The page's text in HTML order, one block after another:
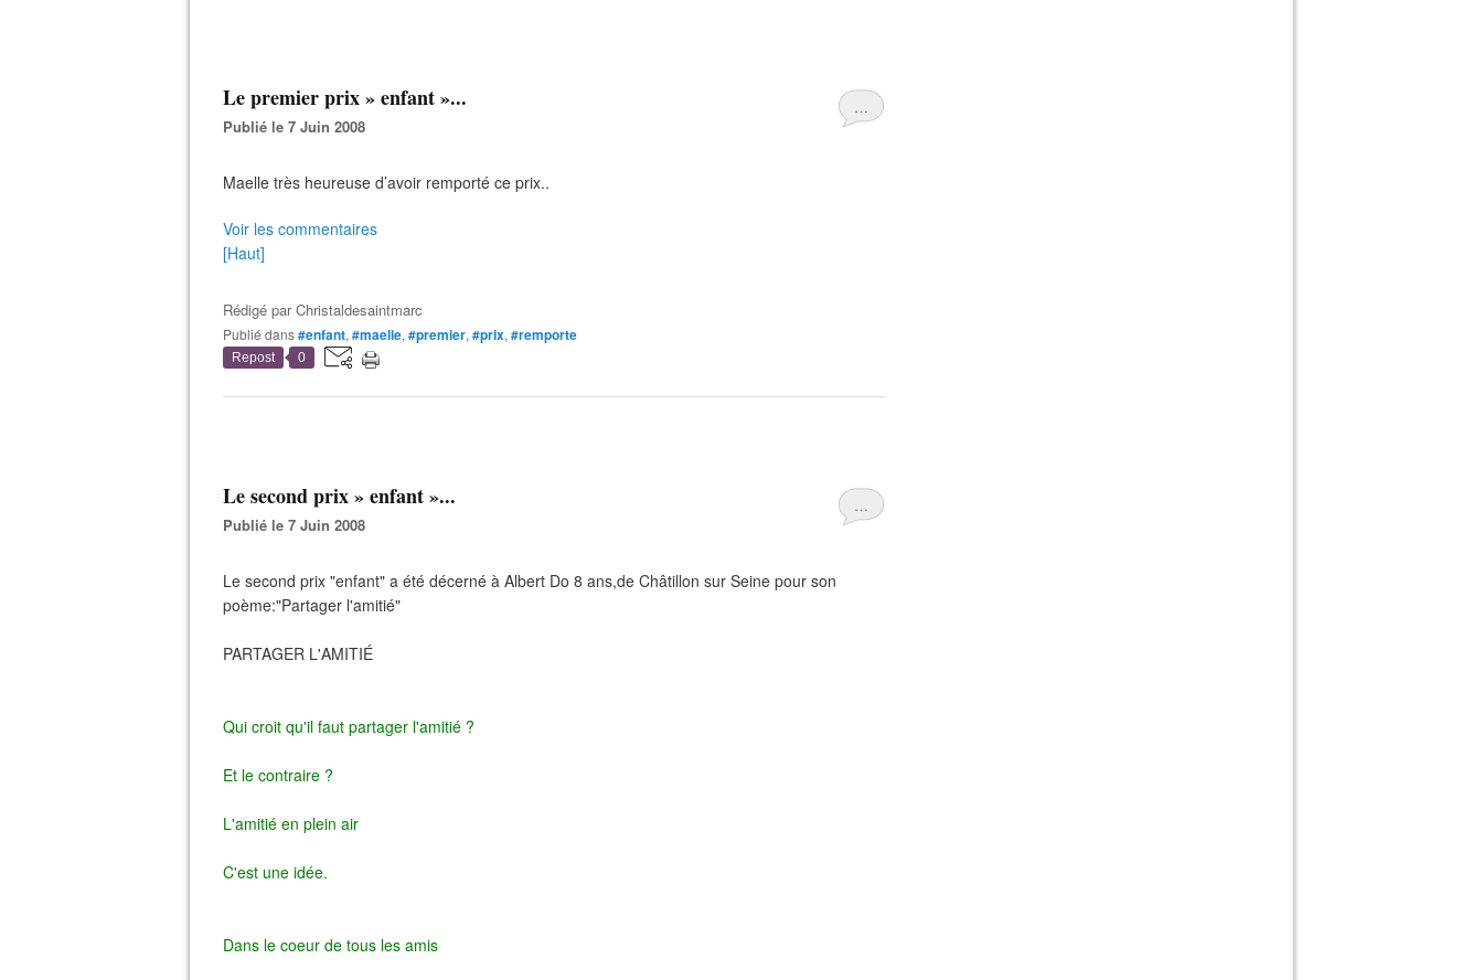
…
Le premier prix » enfant »...
Publié le 7 Juin 2008
Maelle très heureuse d’avoir remporté ce prix..
Voir les commentaires
[Haut]
Rédigé parChristaldesaintmarc
Publié dans#enfant, #maelle, #premier, #prix, #remporte
Repost 0
…
Le second prix » enfant »...
Publié le 7 Juin 2008
Le second prix "enfant" a été décerné à Albert Do 8 ans,de Châtillon sur Seine pour son
poème:"Partager l'amitié"
PARTAGER L'AMITIÉ
Qui croit qu'il faut partager l'amitié ?
Et le contraire ?
L'amitié en plein air
C'est une idée.
Dans le coeur de tous les amis